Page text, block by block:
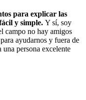
para explicar las
y simple. Y sí, soy
campo no hay amigos
ayudarnos y fuera de
persona excelente